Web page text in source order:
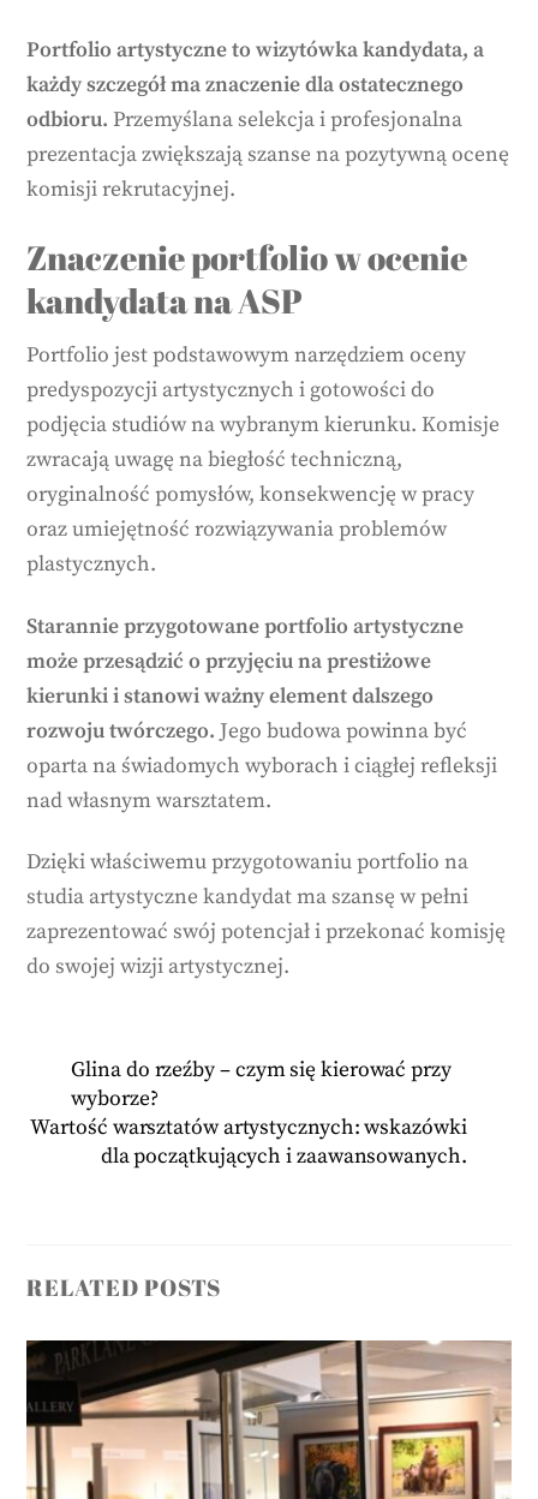
Portfolio artystyczne to wizytówka kandydata, a
każdy szczegół ma znaczenie dla ostatecznego
odbioru. Przemyślana selekcja i profesjonalna
prezentacja zwiększają szanse na pozytywną ocenę
komisji rekrutacyjnej.
Znaczenie portfolio w ocenie
kandydata na ASP
Portfolio jest podstawowym narzędziem oceny
predyspozycji artystycznych i gotowości do
podjęcia studiów na wybranym kierunku. Komisje
zwracają uwagę na biegłość techniczną,
oryginalność pomysłów, konsekwencję w pracy
oraz umiejętność rozwiązywania problemów
plastycznych.
Starannie przygotowane portfolio artystyczne
może przesądzić o przyjęciu na prestiżowe
kierunki i stanowi ważny element dalszego
rozwoju twórczego. Jego budowa powinna być
oparta na świadomych wyborach i ciągłej refleksji
nad własnym warsztatem.
Dzięki właściwemu przygotowaniu portfolio na
studia artystyczne kandydat ma szansę w pełni
zaprezentować swój potencjał i przekonać komisję
do swojej wizji artystycznej.
Glina do rzeźby – czym się kierować przy
wyborze?
Wartość warsztatów artystycznych: wskazówki
dla początkujących i zaawansowanych.
RELATED POSTS